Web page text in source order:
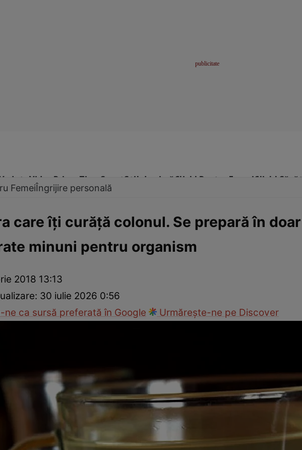
Video Prime Time SportStil de viațăClick! Pentru FemeiClick!
Casă și grădinăModă
FemeiÎngrijire personală
care îţi curăţă colonul. Se prepară în
minuni pentru organism
2018 13:13
30 iulie 2026 0:56
ne ca sursă preferată în Google
Urmărește-ne pe Discover